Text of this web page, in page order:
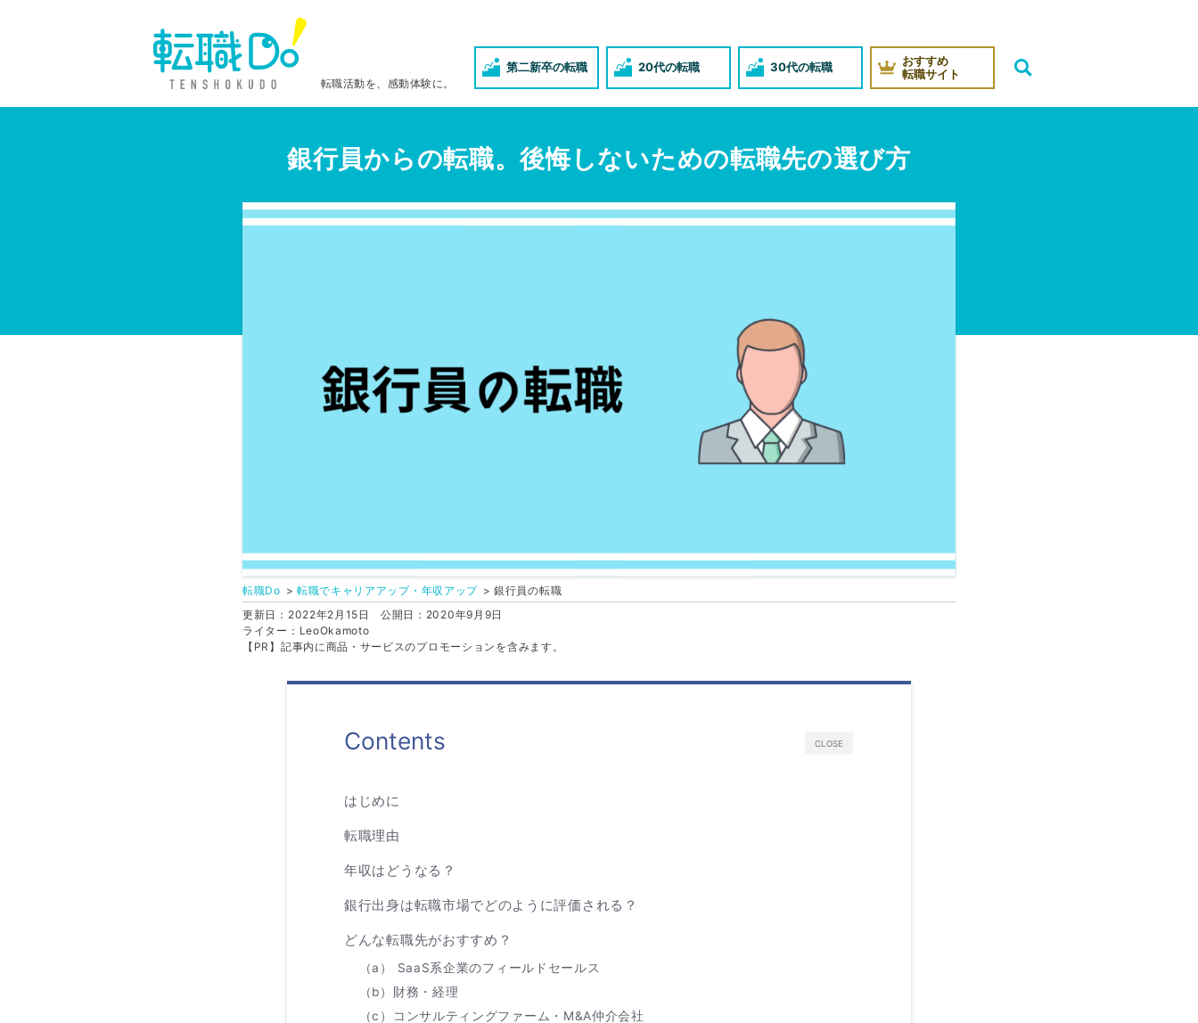
転職活動を、感動体験に。
第二新卒の転職 20代の転職 30代の転職
おすすめ
転職サイト
銀行員からの転職。後悔しないための転職先の選び方
転職Do 転職でキャリアアップ・年収アップ
銀行員の転職
更新日：2022年2月15日
公開日：2020年9月9日
ライター：LeoOkamoto
【PR】記事内に商品・サービスのプロモーションを含みます。
CLOSE
Contents
はじめに
転職理由
年収はどうなる？
銀行出身は転職市場でどのように評価される？
どんな転職先がおすすめ？
（a） SaaS系企業のフィールドセールス
（b）財務・経理
（c）コンサルティングファーム・M&A仲介会社